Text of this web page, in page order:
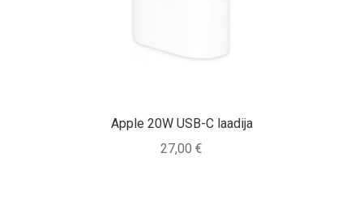
Apple 20W USB-C laadija
27,00 €